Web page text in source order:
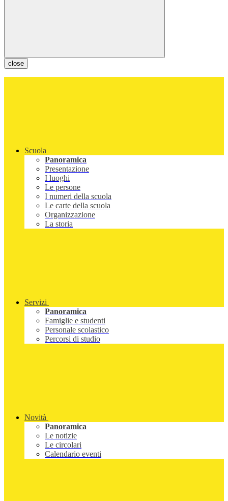
close
Scuola
Panoramica
Presentazione
I luoghi
Le persone
I numeri della scuola
Le carte della scuola
Organizzazione
La storia
Servizi
Panoramica
Famiglie e studenti
Personale scolastico
Percorsi di studio
Novità
Panoramica
Le notizie
Le circolari
Calendario eventi